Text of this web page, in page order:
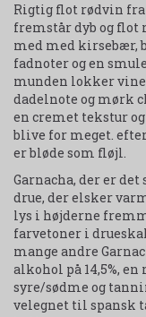
Rigtig flot rødvin fra
fremstår dyb og flot
med med kirsebær,
fadnoter og en
munden lokker
dadelnote og mørk
en cremet tekstur
blive for meget.
er bløde som fløjl.
Garnacha, der er det
drue, der elsker
lys i højderne
farvetoner i
mange andre
alkohol på 14,5%,
syre/sødme og
velegnet til spansk